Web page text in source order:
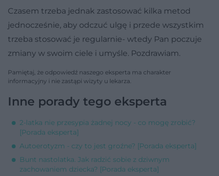
Czasem trzeba jednak zastosować kilka metod
jednocześnie, aby odczuć ulgę i przede wszystkim
trzeba stosować je regularnie- wtedy Pan poczuje
zmiany w swoim ciele i umyśle. Pozdrawiam.
Pamiętaj, że odpowiedź naszego eksperta ma charakter
informacyjny i nie zastąpi wizyty u lekarza.
Inne porady tego eksperta
2-latka nie przesypia żadnej nocy - co mogę zrobić?
[Porada eksperta]
Autoerotyzm - czy to jest groźne? [Porada eksperta]
Bunt nastolatka. Jak radzić sobie z dziwnym
zachowaniem dziecka? [Porada eksperta]